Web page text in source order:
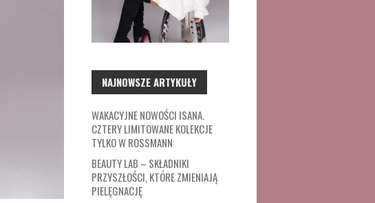
NAJNOWSZE ARTYKUŁY
WAKACYJNE NOWOŚCI ISANA.
CZTERY LIMITOWANE KOLEKCJE
TYLKO W ROSSMANN
BEAUTY LAB – SKŁADNIKI
PRZYSZŁOŚCI, KTÓRE ZMIENIAJĄ
PIELĘGNACJĘ